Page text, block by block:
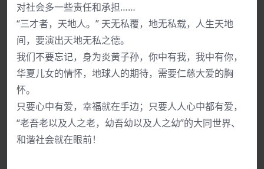
对社会多一些责任和承担……
“三才者，天地人。” 天无私覆，地无私载，人生天地
间，要演出天地无私之德。
我们不要忘记，身为炎黄子孙，你中有我，我中有你，
华夏儿女的情怀，地球人的期待，需要仁慈大爱的胸
怀。
只要心中有爱，幸福就在手边；只要人人心中都有爱，
“老吾老以及人之老，幼吾幼以及人之幼”的大同世界、
和谐社会就在眼前！